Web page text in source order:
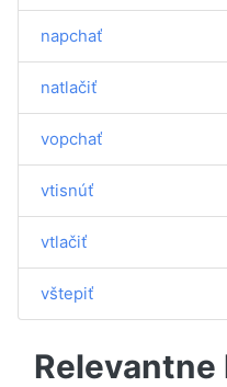
napchať
natlačiť
vopchať
vtisnúť
vtlačiť
vštepiť